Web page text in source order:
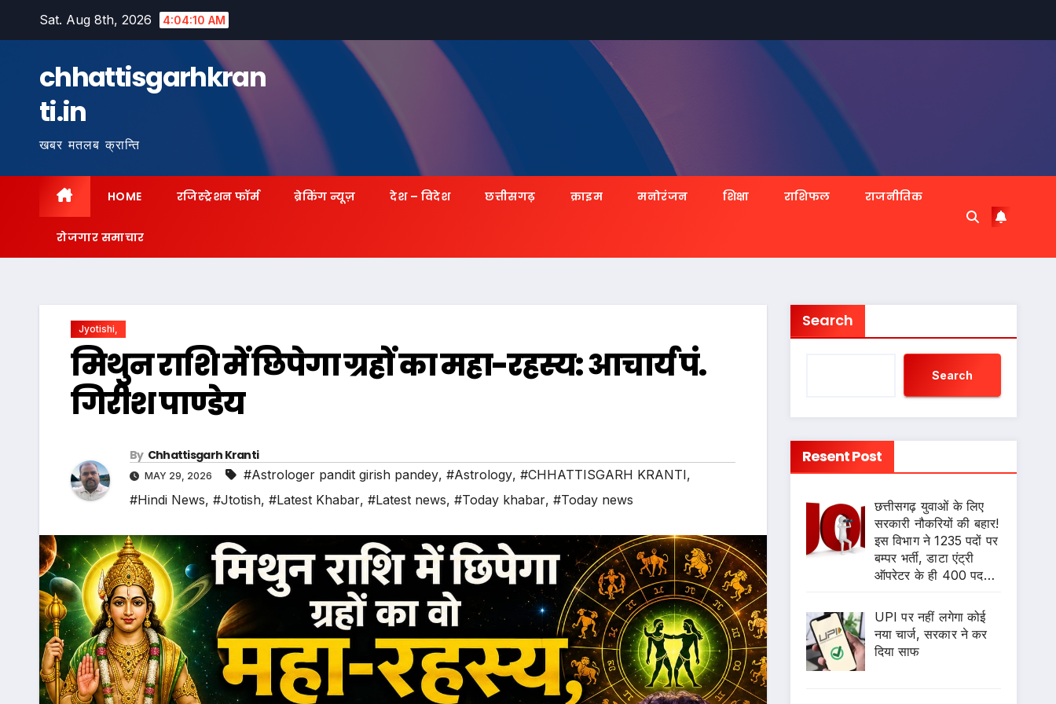
Sat. Aug 8th, 2026 4:04:11 AM
chhattisgarhkran
ti.in
खबर मतलब क्रान्ति
HOME रजिस्ट्रेशन फॉर्म ब्रेकिंग न्यूज़ देश – विदेश छत्तीसगढ़ क्राइम मनोरंजन शिक्षा राशिफल राजनीतिक
रोजगार समाचार
Jyotishi,
मिथुन राशि में छिपेगा ग्रहों का महा-रहस्य: आचार्य पं.
गिरीश पाण्डेय
By Chhattisgarh Kranti
MAY 29, 2026 #Astrologer pandit girish pandey, #Astrology, #CHHATTISGARH KRANTI,
#Hindi News, #Jtotish, #Latest Khabar, #Latest news, #Today khabar, #Today news
Search
Search
Resent Post
छत्तीसगढ़ युवाओं के लिए
सरकारी नौकरियों की बहार!
इस विभाग ने 1235 पदों पर
बम्पर भर्ती, डाटा एंट्री
ऑपरेटर के ही 400 पद…
UPI पर नहीं लगेगा कोई
नया चार्ज, सरकार ने कर
दिया साफ